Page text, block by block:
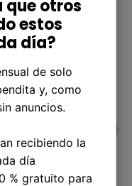
de
financieros,
interpersonales,
fácil caer en la
Pero es
que en el caso
en
que otros
estos
día?
de solo
y, como
anuncios.
recibiendo la
día
% gratuito para